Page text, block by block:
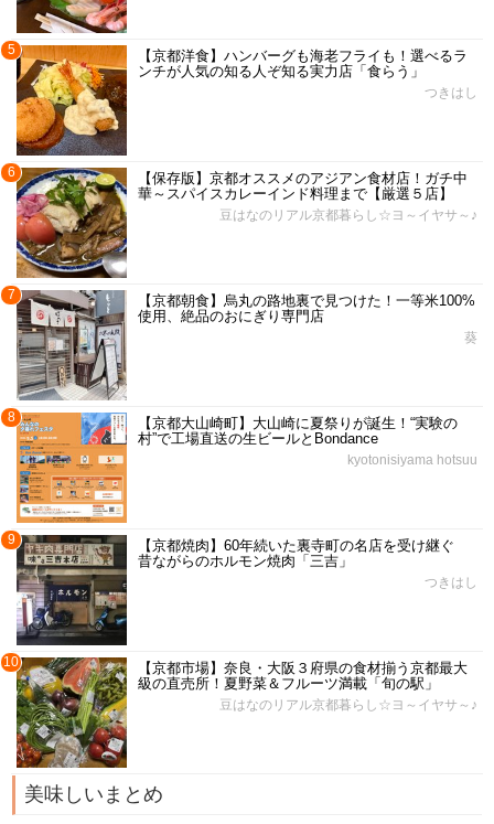
5
【京都洋食】ハンバーグも海老フライも！選べるラ
ンチが人気の知る人ぞ知る実力店「食らう」
つきはし
6
【保存版】京都オススメのアジアン食材店！ガチ中
華～スパイスカレーインド料理まで【厳選５店】
豆はなのリアル京都暮らし☆ヨ～イヤサ～♪
7
【京都朝食】烏丸の路地裏で見つけた！一等米100%
使用、絶品のおにぎり専門店
葵
8
【京都大山崎町】大山崎に夏祭りが誕生！“実験の
村”で工場直送の生ビールとBondance
kyotonisiyama hotsuu
9
【京都焼肉】60年続いた裏寺町の名店を受け継ぐ
昔ながらのホルモン焼肉「三吉」
つきはし
10
【京都市場】奈良・大阪３府県の食材揃う京都最大
級の直売所！夏野菜＆フルーツ満載「旬の駅」
豆はなのリアル京都暮らし☆ヨ～イヤサ～♪
美味しいまとめ